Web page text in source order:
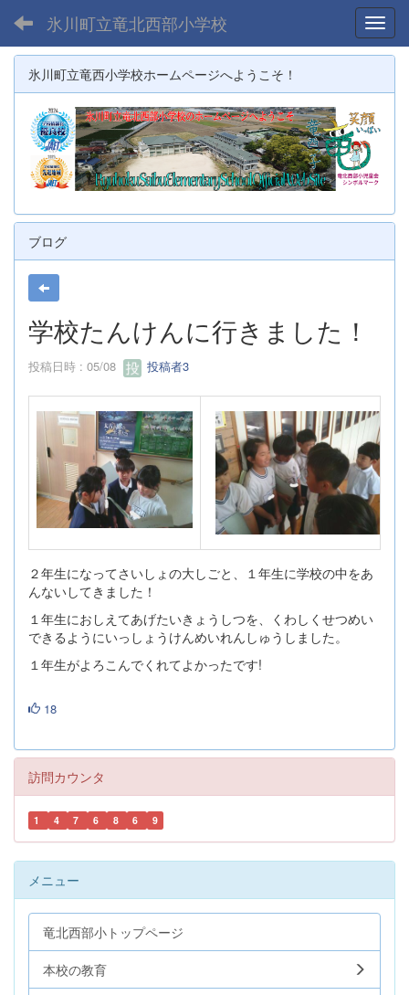
氷川町立竜北西部小学校
氷川町立竜西小学校ホームページへようこそ！
ブログ
学校たんけんに行きました！
投稿日時 : 05/08 投稿者3
２年生になってさいしょの大しごと、１年生に学校の中をあ
んないしてきました！
１年生におしえてあげたいきょうしつを、くわしくせつめい
できるようにいっしょうけんめいれんしゅうしました。
１年生がよろこんでくれてよかったです!
18
訪問カウンタ
1 4 7 6 8 6 9
メニュー
竜北西部小トップページ
本校の教育